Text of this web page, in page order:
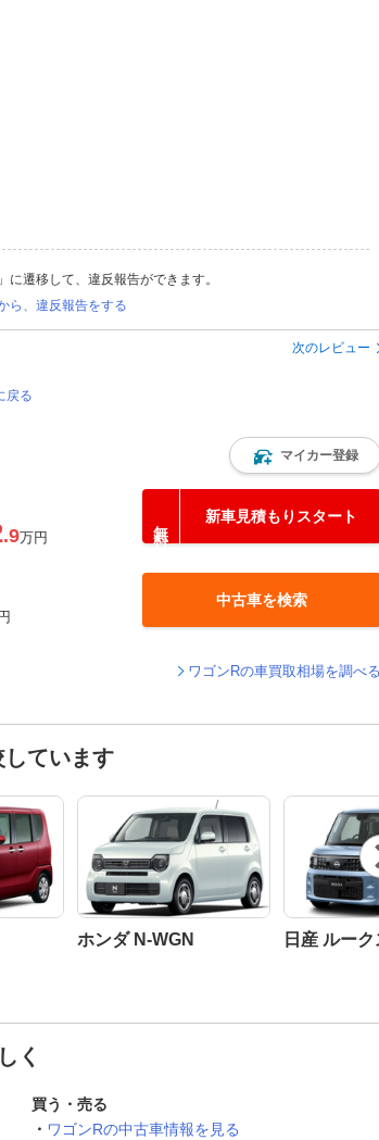
遷移して、違反報告ができます。
ら、違反報告をする
次のレビュー
戻る
マイカー登録
.9万円
新車見積もりスタート
中古車を検索
ワゴンRの車買取相場を調べる
ています
ホンダ N-WGN 日産 ルーク
く
買う・売る
ワゴンRの中古車情報を見る